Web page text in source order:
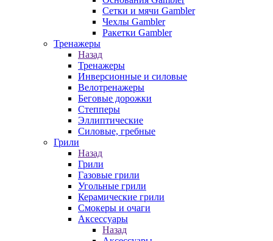
Сетки и мячи Gambler
Чехлы Gambler
Ракетки Gambler
Тренажеры
Назад
Тренажеры
Инверсионные и силовые
Велотренажеры
Беговые дорожки
Степперы
Эллиптические
Силовые, гребные
Грили
Назад
Грили
Газовые грили
Угольные грили
Керамические грили
Смокеры и очаги
Аксессуары
Назад